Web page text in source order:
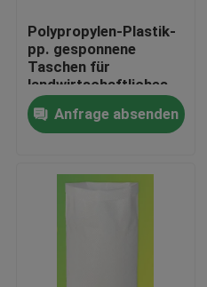
Polypropylen-Plastik-
pp. gesponnene
Taschen für
landwirtschaftliches
25kg 50kg 100gsm
Anfrage absenden